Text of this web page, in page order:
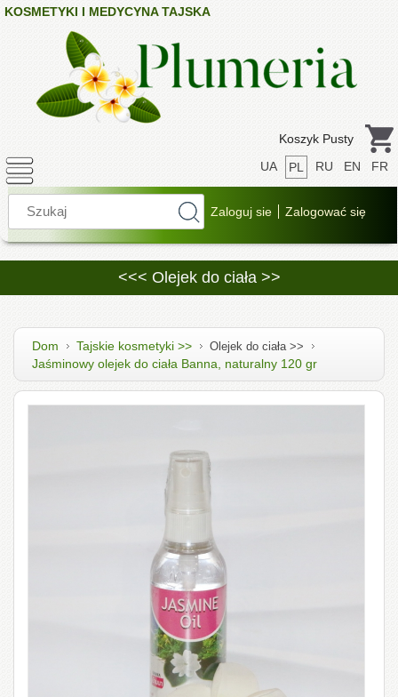
KOSMETYKI I MEDYCYNA TAJSKA
Koszyk Pusty
UA
PL RU EN FR
<<< Olejek do ciała >>
Dom Tajskie kosmetyki >> Olejek do ciała >>
Jaśminowy olejek do ciała Banna, naturalny 120 gr